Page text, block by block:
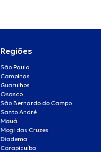
Regiões
São Paulo
Campinas
Guarulhos
Osasco
São Bernardo do Campo
Santo André
Mauá
Mogi das Cruzes
Diadema
Carapicuíba